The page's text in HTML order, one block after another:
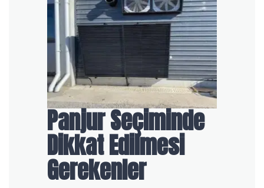
Panjur Seçiminde
Dikkat Edilmesi
Gerekenler